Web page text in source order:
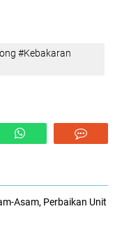
#Kebakaran
Asam, Perbaikan Unit